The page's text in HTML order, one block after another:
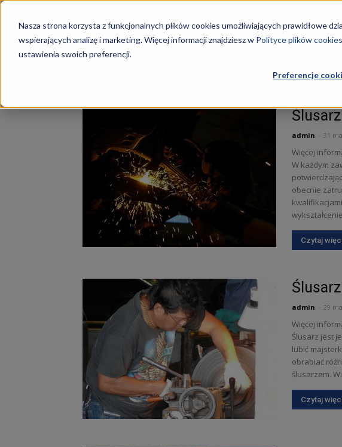
Nasza strona korzysta z funkcjonalnych plików cookies umożliwiających prawidłowe
wspierających analizę i marketing. Więcej informacji znajdziesz w Polityce plików
ustawienia swoich preferencji.
Preferencje
Szkoły
Aktualności
STRONA
admin 31
Więcej
W każdym
obecnie
Czytaj
admin 29
Więcej
Ślusarz jest
lubić
obrabiać
ślusarzem.
Czytaj